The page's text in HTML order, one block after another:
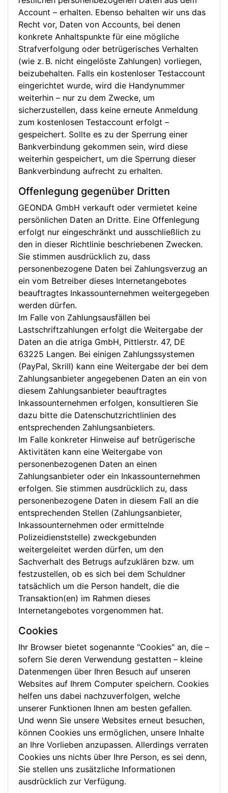
Account – erhalten. Ebenso behalten wir uns das
Recht vor, Daten von Accounts, bei denen
konkrete Anhaltspunkte für eine mögliche
Strafverfolgung oder betrügerisches Verhalten
(wie z. B. nicht eingelöste Zahlungen) vorliegen,
beizubehalten. Falls ein kostenloser Testaccount
eingerichtet wurde, wird die Handynummer
weiterhin – nur zu dem Zwecke, um
sicherzustellen, dass keine erneute Anmeldung
zum kostenlosen Testaccount erfolgt –
gespeichert. Sollte es zu der Sperrung einer
Bankverbindung gekommen sein, wird diese
weiterhin gespeichert, um die Sperrung dieser
Bankverbindung aufrecht zu erhalten.
Offenlegung gegenüber Dritten
GEONDA GmbH verkauft oder vermietet keine
persönlichen Daten an Dritte. Eine Offenlegung
erfolgt nur eingeschränkt und ausschließlich zu
den in dieser Richtlinie beschriebenen Zwecken.
Sie stimmen ausdrücklich zu, dass
personenbezogene Daten bei Zahlungsverzug an
ein vom Betreiber dieses Internetangebotes
beauftragtes Inkassounternehmen weitergegeben
werden dürfen.
Im Falle von Zahlungsausfällen bei
Lastschriftzahlungen erfolgt die Weitergabe der
Daten an die atriga GmbH, Pittlerstr. 47, DE
63225 Langen. Bei einigen Zahlungssystemen
(PayPal, Skrill) kann eine Weitergabe der bei dem
Zahlungsanbieter angegebenen Daten an ein von
diesem Zahlungsanbieter beauftragtes
Inkassounternehmen erfolgen, konsultieren Sie
dazu bitte die Datenschutzrichtlinien des
entsprechenden Zahlungsanbieters.
Im Falle konkreter Hinweise auf betrügerische
Aktivitäten kann eine Weitergabe von
personenbezogenen Daten an einen
Zahlungsanbieter oder ein Inkassounternehmen
erfolgen. Sie stimmen ausdrücklich zu, dass
personenbezogene Daten in diesem Fall an die
entsprechenden Stellen (Zahlungsanbieter,
Inkassounternehmen oder ermittelnde
Polizeidienststelle) zweckgebunden
weitergeleitet werden dürfen, um den
Sachverhalt des Betrugs aufzuklären bzw. um
festzustellen, ob es sich bei dem Schuldner
tatsächlich um die Person handelt, die die
Transaktion(en) im Rahmen dieses
Internetangebotes vorgenommen hat.
Cookies
Ihr Browser bietet sogenannte "Cookies" an, die –
sofern Sie deren Verwendung gestatten – kleine
Datenmengen über Ihren Besuch auf unseren
Websites auf Ihrem Computer speichern. Cookies
helfen uns dabei nachzuverfolgen, welche
unserer Funktionen Ihnen am besten gefallen.
Und wenn Sie unsere Websites erneut besuchen,
können Cookies uns ermöglichen, unsere Inhalte
an Ihre Vorlieben anzupassen. Allerdings verraten
Cookies uns nichts über Ihre Person, es sei denn,
Sie stellen uns zusätzliche Informationen
ausdrücklich zur Verfügung.